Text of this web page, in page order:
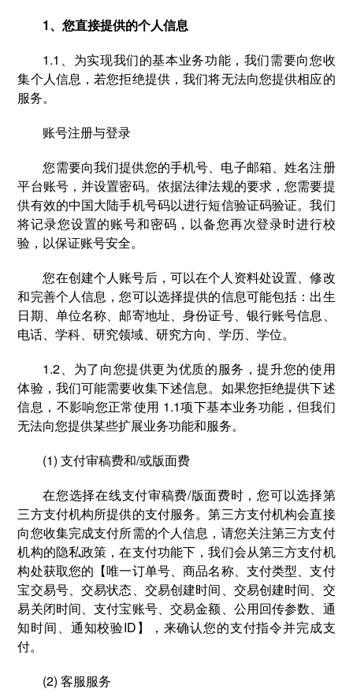
1、您直接提供的个人信息
1.1、为实现我们的基本业务功能，我们需要向您收
集个人信息，若您拒绝提供，我们将无法向您提供相应的
服务。
账号注册与登录
您需要向我们提供您的手机号、电子邮箱、姓名注册
平台账号，并设置密码。依据法律法规的要求，您需要提
供有效的中国大陆手机号码以进行短信验证码验证。我们
将记录您设置的账号和密码，以备您再次登录时进行校
验，以保证账号安全。
您在创建个人账号后，可以在个人资料处设置、修改
和完善个人信息，您可以选择提供的信息可能包括：出生
日期、单位名称、邮寄地址、身份证号、银行账号信息、
电话、学科、研究领域、研究方向、学历、学位。
1.2、为了向您提供更为优质的服务，提升您的使用
体验，我们可能需要收集下述信息。如果您拒绝提供下述
信息，不影响您正常使用 1.1项下基本业务功能，但我们
无法向您提供某些扩展业务功能和服务。
(1) 支付审稿费和/或版面费
在您选择在线⽀付审稿费/版面费时，您可以选择第
三方支付机构所提供的⽀付服务。第三方支付机构会直接
向您收集完成支付所需的个人信息，请您关注第三方支付
机构的隐私政策，在支付功能下，我们会从第三方支付机
构处获取您的【唯一订单号、商品名称、支付类型、支付
宝交易号、交易状态、交易创建时间、交易创建时间、交
易关闭时间、支付宝账号、交易金额、公用回传参数、通
知时间、通知校验ID】，来确认您的支付指令并完成支
付。
(2) 客服服务